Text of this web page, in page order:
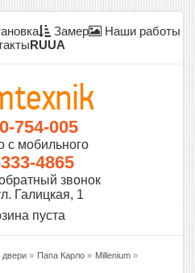
Замер
Наши работы
RUUA
754-005
с мобильного
4865
звонок
Галицкая, 1
пуста
» Папа Карло » Millenium »